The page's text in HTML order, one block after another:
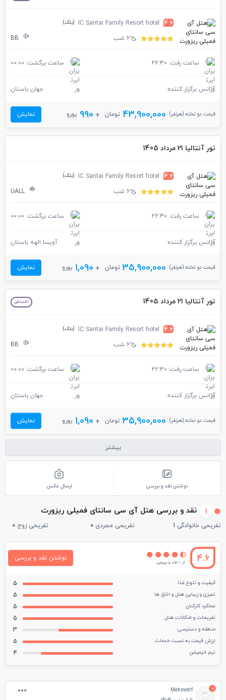
4.6
IC Santai Family Resort hotel (بلک)
6 شب BB
ساعت رفت: 22:30 ساعت برگشت: 00:00
آژانس برگزار کننده: جهان باستان
قیمت دو تخته (هرنفر) : 43,900,000 تومان 990 یورو نمایش
تور آنتالیا 21 مرداد 1405
4.6
IC Santai Family Resort hotel (بلک)
6 شب UALL
ساعت رفت: 22:30 ساعت برگشت: 00:00
آژانس برگزار کننده: آویسا الهه باستان
قیمت دو تخته (هرنفر) : 35,900,000 تومان 1,090 یورو نمایش
تور آنتالیا 21 مرداد 1405 اقساطی
4.6
IC Santai Family Resort hotel (بلک)
6 شب BB
ساعت رفت: 22:30 ساعت برگشت: 00:00
آژانس برگزار کننده: جهان باستان
قیمت دو تخته (هرنفر) : 35,900,000 تومان 1,090 یورو نمایش
بیشتر
نوشتن نقد و بررسی ارسال عکس
1 نقد و بررسی هتل آی سی سانتای فمیلی ریزورت
تفریحی خانوادگی 1 تفریحی مجردی 0 تفریحی زوج 0
4.6 از 1 نقد و بررسی
نوشتن نقد و بررسی
کیفیت و تنوع غذا 5
تمیزی و زیبایی هتل و اتاق ها 5
عملکرد کارکنان 5
تفریحات و امکانات هتل 5
منطقه و دسترسی 3
ارزش قیمت به نسبت خدمات 5
تیم انیمیشن 4
0
Mehmetrf